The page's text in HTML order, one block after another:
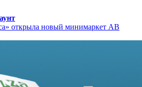
открыла новый минимаркет AB